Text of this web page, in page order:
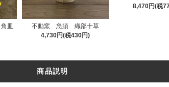
皿
不動窯 急須 織部十草
4,730円(税430円)
8,470円(税
商品説明